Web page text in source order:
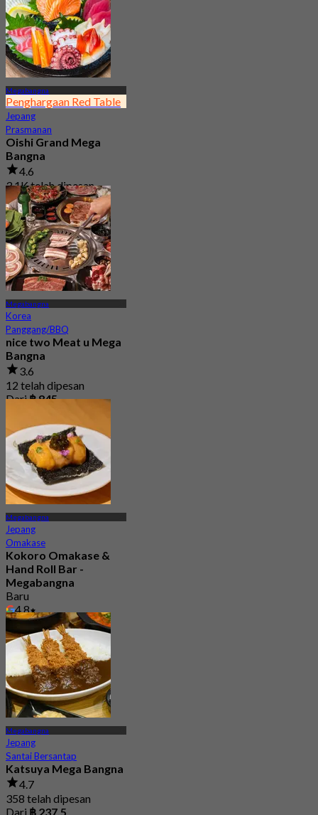
Megabangna
Penghargaan Red Table
Jepang
Prasmanan
Oishi Grand Mega
Bangna
4.6
3.1K telah dipesan
Dari฿ 823
Megabangna
Korea
Panggang/BBQ
nice two Meat u Mega
Bangna
3.6
12 telah dipesan
Dari฿ 845
Megabangna
Jepang
Omakase
Kokoro Omakase &
Hand Roll Bar -
Megabangna
Baru
4.8
Dari฿ 1,290
Megabangna
Jepang
Santai Bersantap
Katsuya Mega Bangna
4.7
358 telah dipesan
Dari ฿ 237.5